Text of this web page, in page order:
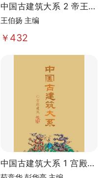
中国古建筑大系 2 帝王陵
寝建筑
王伯扬 主编
￥432
中国古建筑大系 1 宫殿建
筑